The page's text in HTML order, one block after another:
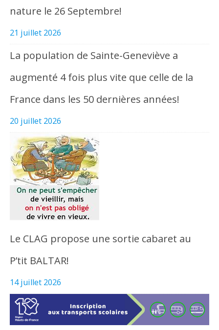
nature le 26 Septembre!
21 juillet 2026
La population de Sainte-Geneviève a
augmenté 4 fois plus vite que celle de la
France dans les 50 dernières années!
20 juillet 2026
Le CLAG propose une sortie cabaret au
P’tit BALTAR!
14 juillet 2026